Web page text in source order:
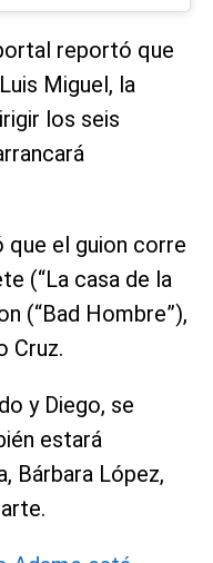
reportó que
Miguel, la
los seis
que el guion corre
(“La casa de la
(“Bad Hombre”),
Cruz.
y Diego, se
estará
Bárbara López,